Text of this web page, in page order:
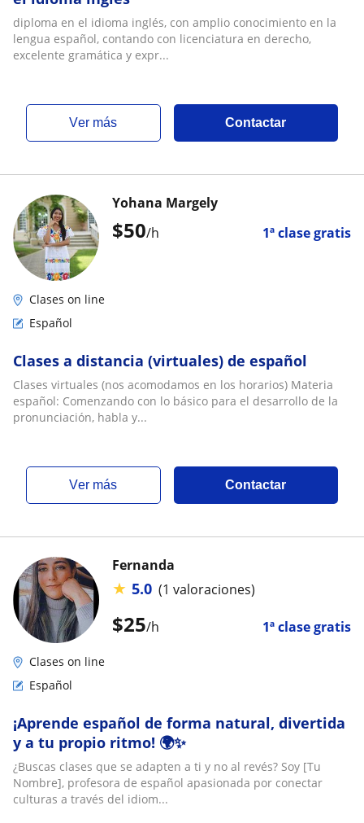
diploma en el idioma inglés, con amplio conocimiento en la
lengua español, contando con licenciatura en derecho,
excelente gramática y expr...
ver más Contactar
$50/h 1ª clase gratis
Yohana Margely
Clases on line
Español
Clases a distancia (virtuales) de español
Clases virtuales (nos acomodamos en los horarios) Materia
español: Comenzando con lo básico para el desarrollo de la
pronunciación, habla y...
ver más Contactar
$25/h 1ª clase gratis
Fernanda
★ 5.0 (1 valoraciones)
Clases on line
Español
¡Aprende español de forma natural, divertida
y a tu propio ritmo! 🌍✨
¿Buscas clases que se adapten a ti y no al revés? Soy [Tu
Nombre], profesora de español apasionada por conectar
culturas a través del idiom...